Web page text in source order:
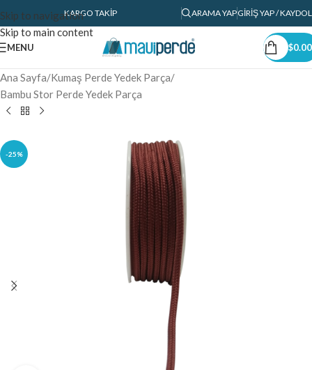
Skip to navigation
Skip to main content
KARGO TAKIP ARAMA YAPGIRIŞ YAP / KAYDOL
MENU $0.00
Ana Sayfa/Kumaş Perde Yedek Parça/
Bambu Stor Perde Yedek Parça
-25%